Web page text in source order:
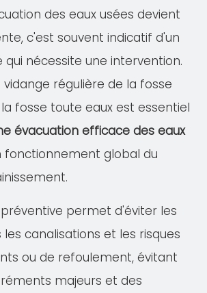
des eaux usées devient
c'est souvent indicatif d'un
nécessite une intervention.
régulière de la fosse
fosse toute eaux est essentiel
évacuation efficace des eaux
fonctionnement global du
permet d'éviter les
canalisations et les risques
ou de refoulement, évitant
majeurs et des